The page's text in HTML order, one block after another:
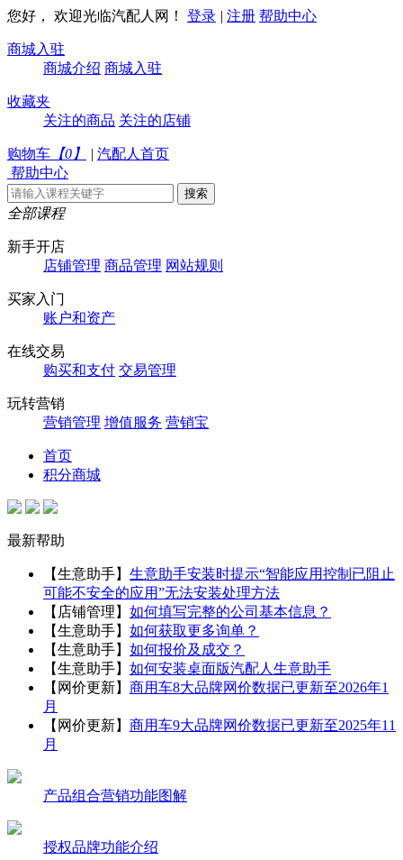
您好， 欢迎光临汽配人网！ 登录 | 注册 帮助中心
商城入驻
商城介绍 商城入驻
收藏夹
关注的商品 关注的店铺
购物车 【0 】 | 汽配人首页
帮助中心
全部课程
新手开店
店铺管理 商品管理 网站规则
买家入门
账户和资产
在线交易
购买和支付 交易管理
玩转营销
营销管理 增值服务 营销宝
首页
积分商城
最新帮助
【生意助手】 生意助手安装时提示“智能应用控制已阻止
可能不安全的应用”无法安装处理方法
【店铺管理】 如何填写完整的公司基本信息？
【生意助手】 如何获取更多询单？
【生意助手】 如何报价及成交？
【生意助手】 如何安装桌面版汽配人生意助手
【网价更新】 商用车8大品牌网价数据已更新至2026年1
月
【网价更新】 商用车9大品牌网价数据已更新至2025年11
月
产品组合营销功能图解
授权品牌功能介绍